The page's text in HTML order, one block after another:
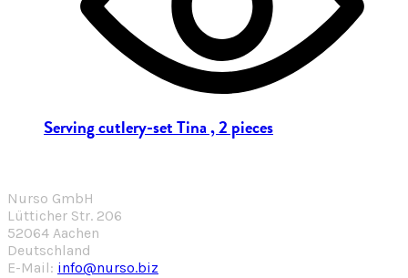
Serving cutlery-set Tina , 2 pieces
Nurso GmbH
Lütticher Str. 206
52064 Aachen
Deutschland
E-Mail: info@nurso.biz